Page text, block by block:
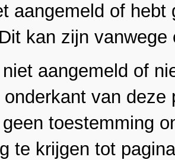
aangemeld of
kan zijn
aangemeld of
onderkant van
toestemming
te krijgen tot